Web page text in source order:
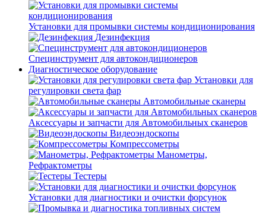
Установки для промывки системы кондиционирования
Дезинфекция
Специнструмент для автокондиционеров
Диагностическое оборудование
Установки для
регулировки света фар
Автомобильные сканеры
Аксессуары и запчасти для Автомобильных сканеров
Видеоэндоскопы
Компрессометры
Манометры,
Рефрактометры
Тестеры
Установки для диагностики и очистки форсунок